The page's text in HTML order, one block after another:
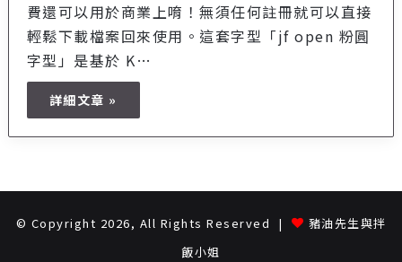
費還可以用於商業上唷！無須任何註冊就可以直接
輕鬆下載檔案回來使用。這套字型「jf open 粉圓
字型」是基於 K…
詳細文章 »
© Copyright 2026, All Rights Reserved |
豬油先生與拌
飯小姐